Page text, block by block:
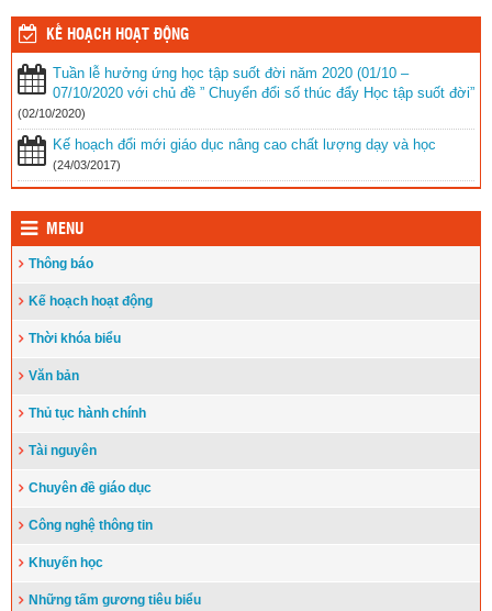
vụ trọng tâm năm học 2023-2024(30/08/2023)
Trao 20 suất quà cho học sinh có hoàn cảnh khó khăn trước thềm
năm học mới (25/08/2023)
Toà án nhân dân tỉnh Kiên Giang tặng Quỹ khuyến học huyện Vĩnh
Thuận trước thềm năm học 2023-2024 (15/08/2023)
Đẩy nhanh tiến độ thi công “Công trình xây nhà khuyến học năm
2023” tặng học sinh nghèo vượt khó học giỏi hiện chưa có nhà
KẾ HOẠCH HOẠT ĐỘNG
Tuần lễ hưởng ứng học tập suốt đời năm 2020 (01/10 –
07/10/2020 với chủ đề ” Chuyển đổi số thúc đẩy Học tập suốt đời”
(02/10/2020)
Kế hoạch đổi mới giáo dục nâng cao chất lượng dạy và học
(24/03/2017)
MENU
Thông báo
Kế hoạch hoạt động
Thời khóa biểu
Văn bản
Thủ tục hành chính
Tài nguyên
Chuyên đề giáo dục
Công nghệ thông tin
Khuyến học
Những tấm gương tiêu biểu